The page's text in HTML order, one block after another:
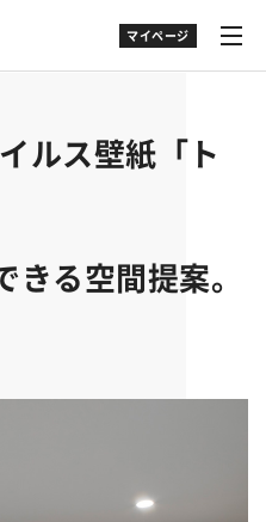
マイページ
ルス壁紙「ト
きる空間提案。